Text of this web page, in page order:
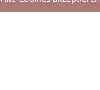
0